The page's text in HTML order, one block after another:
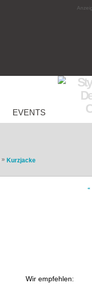
EVENTS
» Kurzjacke
«
Wir empfehlen: